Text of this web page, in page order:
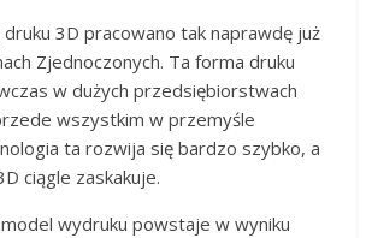
3D pracowano tak naprawdę już
Zjednoczonych. Ta forma druku
w dużych przedsiębiorstwach
wszystkim w przemyśle
ta rozwija się bardzo szybko, a
ciągle zaskakuje.
wydruku powstaje w wyniku